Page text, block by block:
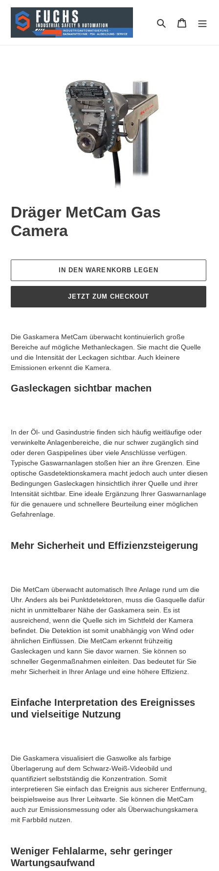
Inhalt
Suchen
Dräger MetCam Gas
Camera
Preis
IN DEN WARENKORB LEGEN
JETZT ZUM CHECKOUT
Die Gaskamera MetCam überwacht kontinuierlich große
Bereiche auf mögliche Methanleckagen. Sie macht die Quelle
und die Intensität der Leckagen sichtbar. Auch kleinere
Emissionen erkennt die Kamera.
Gasleckagen sichtbar machen
​In der Öl- und Gasindustrie finden sich häufig weitläufige oder
verwinkelte Anlagenbereiche, die nur schwer zugänglich sind
oder deren Gaspipelines über viele Anschlüsse verfügen.
Typische Gaswarnanlagen stoßen hier an ihre Grenzen. Eine
optische Gasdetektionskamera macht jedoch auch unter diesen
Bedingungen Gasleckagen hinsichtlich ihrer Quelle und ihrer
Intensität sichtbar. Eine ideale Ergänzung Ihrer Gaswarnanlage
für die genauere und schnellere Beurteilung einer möglichen
Gefahrenlage.
Mehr Sicherheit und Effizienzsteigerung
Die MetCam überwacht automatisch Ihre Anlage rund um die
Uhr. Anders als bei Punktdetektoren, muss die Gasquelle dafür
nicht in unmittelbarer Nähe der Gaskamera sein. Es ist
ausreichend, wenn die Quelle sich im Sichtfeld der Kamera
befindet. Die Detektion ist somit unabhängig von Wind oder
ähnlichen Einflüssen. Die MetCam erkennt frühzeitig
Gasleckagen und kann Sie davor warnen. Sie können so
schneller Gegenmaßnahmen einleiten. Das bedeutet für Sie
mehr Sicherheit in Ihrer Anlage und eine höhere Effizienz.​
Einfache Interpretation des Ereignisses
und vielseitige Nutzung
Die Gaskamera visualisiert die Gaswolke als farbige
Überlagerung auf dem Schwarz-Weiß-Videobild und
quantifiziert selbstständig die Konzentration. Somit
interpretieren Sie einfach das Ereignis aus sicherer Entfernung,
beispielsweise aus Ihrer Leitwarte. Sie können die MetCam
auch zur Emissionsmessung oder als Überwachungskamera
mit Farbbild nutzen.​
Weniger Fehlalarme, sehr geringer
Wartungsaufwand